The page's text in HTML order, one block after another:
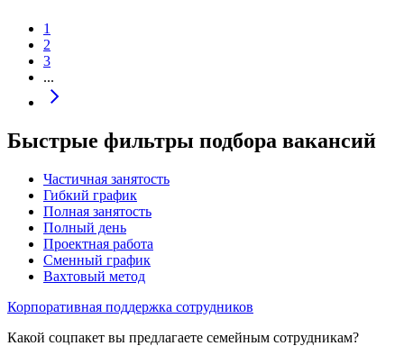
1
2
3
...
Быстрые фильтры подбора вакансий
Частичная занятость
Гибкий график
Полная занятость
Полный день
Проектная работа
Сменный график
Вахтовый метод
Корпоративная поддержка сотрудников
Какой соцпакет вы предлагаете семейным сотрудникам?